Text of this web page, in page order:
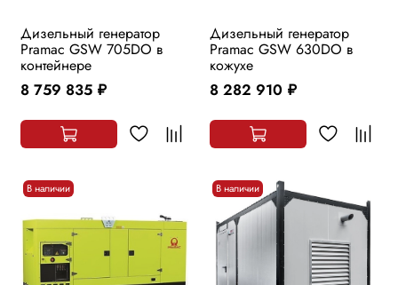
Дизельный генератор
Pramac GSW 705DO в
контейнере
8 759 835 руб.
Дизельный генератор
Pramac GSW 630DO в
кожухе
8 282 910 руб.
В наличии В наличии